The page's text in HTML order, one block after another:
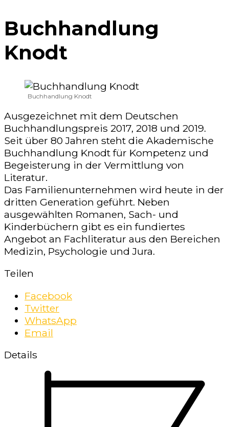
Buchhandlung
Knodt
Buchhandlung Knodt
Ausgezeichnet mit dem Deutschen
Buchhandlungspreis 2017, 2018 und 2019.
Seit über 80 Jahren steht die Akademische
Buchhandlung Knodt für Kompetenz und
Begeisterung in der Vermittlung von
Literatur.
Das Familienunternehmen wird heute in der
dritten Generation geführt. Neben
ausgewählten Romanen, Sach- und
Kinderbüchern gibt es ein fundiertes
Angebot an Fachliteratur aus den Bereichen
Medizin, Psychologie und Jura.
Teilen
Facebook
Twitter
WhatsApp
Email
Details